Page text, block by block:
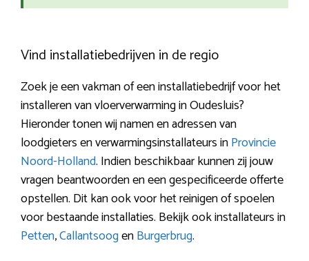
Vind installatiebedrijven in de regio
Zoek je een vakman of een installatiebedrijf voor het
installeren van vloerverwarming in Oudesluis?
Hieronder tonen wij namen en adressen van
loodgieters en verwarmingsinstallateurs inProvincie
Noord-Holland. Indien beschikbaar kunnen zij jouw
vragen beantwoorden en een gespecificeerde offerte
opstellen. Dit kan ook voor het reinigen of spoelen
voor bestaande installaties. Bekijk ook installateurs in
Petten,CallantsoogenBurgerbrug.